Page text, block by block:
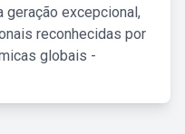
geração excepcional,
reconhecidas por
globais -